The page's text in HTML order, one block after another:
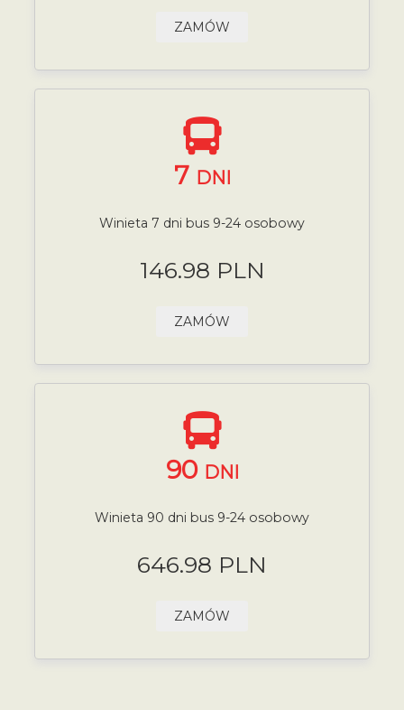
ZAMÓW
7 DNI
Winieta 7 dni bus 9-24 osobowy
146.98 PLN
ZAMÓW
90 DNI
Winieta 90 dni bus 9-24 osobowy
646.98 PLN
ZAMÓW